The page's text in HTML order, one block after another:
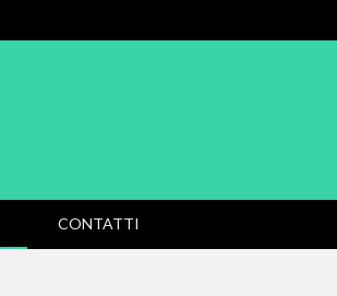
CONTATTI